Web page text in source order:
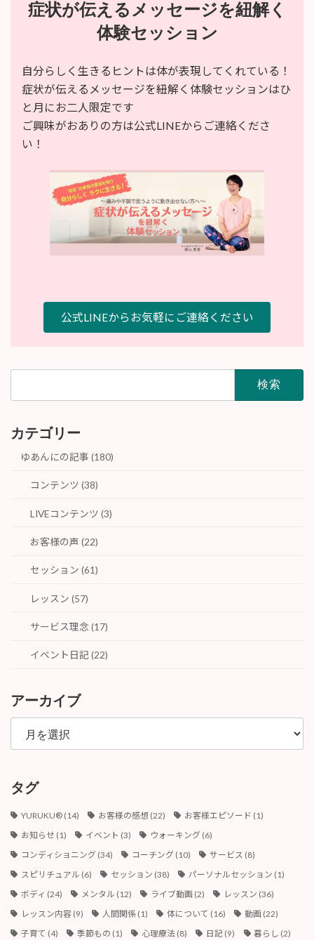
症状が伝えるメッセージを紐解く
体験セッション
自分らしく生きるヒントは体が表現してくれている！
症状が伝えるメッセージを紐解く体験セッションはひ
と月にお二人限定です
ご興味がおありの方は公式LINEからご連絡くださ
い！
公式LINEからお気軽にご連絡ください
カテゴリー
ゆあんにの記事 (180)
コンテンツ (38)
LIVEコンテンツ (3)
お客様の声 (22)
セッション (61)
レッスン (57)
サービス理念 (17)
イベント日記 (22)
アーカイブ
ア
カ
ブ
タグ
YURUKU®︎(14) お客様の感想(22) お客様エピソード (1)
お知らせ (1) イベント (3) ウォーキング (6)
コンディショニング (34) コーチング (10) サービス (8)
スピリチュアル (6) セッション (38) パーソナルセッション (1)
ボディ (24) メンタル (12) ライブ動画 (2) レッスン (36)
レッスン内容(9) 人間関係(1) 体について (16) 動画 (22)
子育て (4) 季節もの (1) 心理療法 (8) 日記 (9) 暮らし (2)